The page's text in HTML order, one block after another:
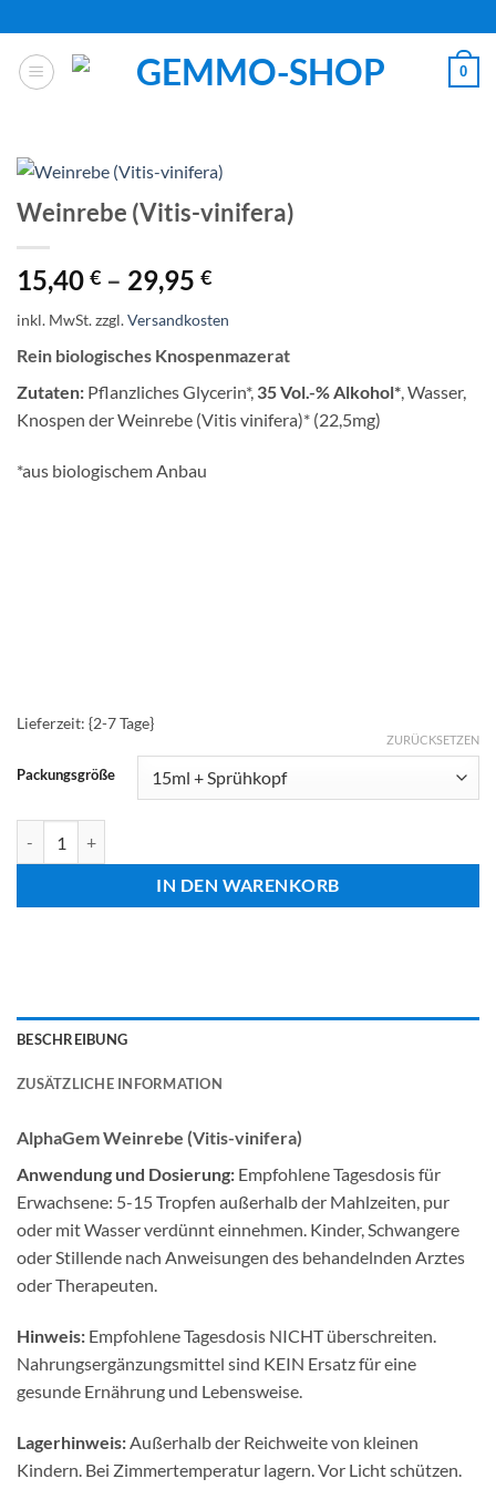
Inhalt
springen
0
Weinrebe (Vitis-vinifera)
15,40 € – 29,95 €
inkl. MwSt.zzgl.Versandkosten
Rein biologisches Knospenmazerat
Zutaten: Pflanzliches Glycerin*, 35 Vol.-% Alkohol*, Wasser,
Knospen der Weinrebe (Vitis vinifera)* (22,5mg)
*aus biologischem Anbau
Lieferzeit: {2-7 Tage}
Packungsgröße
ZURÜCKSETZEN
IN DEN WARENKORB
BESCHREIBUNG
ZUSÄTZLICHE INFORMATION
AlphaGem Weinrebe (Vitis-vinifera)
Anwendung und Dosierung: Empfohlene Tagesdosis für
Erwachsene: 5-15 Tropfen außerhalb der Mahlzeiten, pur
oder mit Wasser verdünnt einnehmen. Kinder, Schwangere
oder Stillende nach Anweisungen des behandelnden Arztes
oder Therapeuten.
Hinweis: Empfohlene Tagesdosis NICHT überschreiten.
Nahrungsergänzungsmittel sind KEIN Ersatz für eine
gesunde Ernährung und Lebensweise.
Lagerhinweis: Außerhalb der Reichweite von kleinen
Kindern. Bei Zimmertemperatur lagern. Vor Licht schützen.